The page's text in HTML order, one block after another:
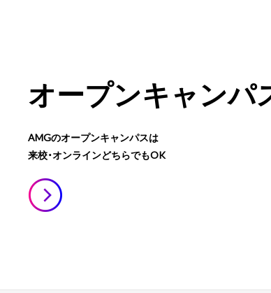
オープンキャンパ
AMGのオープンキャンパスは
来校・オンラインどちらでもOK